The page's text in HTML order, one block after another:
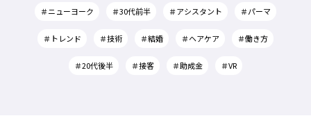
＃ニューヨーク ＃30代前半 ＃アシスタント ＃パーマ
＃トレンド ＃技術 ＃結婚 ＃ヘアケア ＃働き方
＃20代後半 ＃接客 ＃助成金 ＃VR